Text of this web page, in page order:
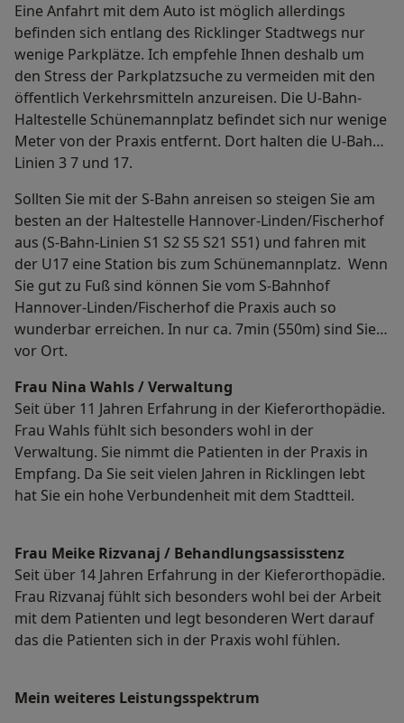
Eine Anfahrt mit dem Auto ist möglich allerdings
befinden sich entlang des Ricklinger Stadtwegs nur
wenige Parkplätze. Ich empfehle Ihnen deshalb um
den Stress der Parkplatzsuche zu vermeiden mit den
öffentlich Verkehrsmitteln anzureisen. Die U-Bahn-
Haltestelle Schünemannplatz befindet sich nur wenige
Meter von der Praxis entfernt. Dort halten die U-Bahn-
Linien 3 7 und 17.
Sollten Sie mit der S-Bahn anreisen so steigen Sie am
besten an der Haltestelle Hannover-Linden/Fischerhof
aus (S-Bahn-Linien S1 S2 S5 S21 S51) und fahren mit
der U17 eine Station bis zum Schünemannplatz. Wenn
Sie gut zu Fuß sind können Sie vom S-Bahnhof
Hannover-Linden/Fischerhof die Praxis auch so
wunderbar erreichen. In nur ca. 7min (550m) sind Sie
vor Ort.
Frau Nina Wahls / Verwaltung
Seit über 11 Jahren Erfahrung in der Kieferorthopädie.
Frau Wahls fühlt sich besonders wohl in der
Verwaltung. Sie nimmt die Patienten in der Praxis in
Empfang. Da Sie seit vielen Jahren in Ricklingen lebt
hat Sie ein hohe Verbundenheit mit dem Stadtteil.
Frau Meike Rizvanaj / Behandlungsassisstenz
Seit über 14 Jahren Erfahrung in der Kieferorthopädie.
Frau Rizvanaj fühlt sich besonders wohl bei der Arbeit
mit dem Patienten und legt besonderen Wert darauf
das die Patienten sich in der Praxis wohl fühlen.
Mein weiteres Leistungs­spektrum